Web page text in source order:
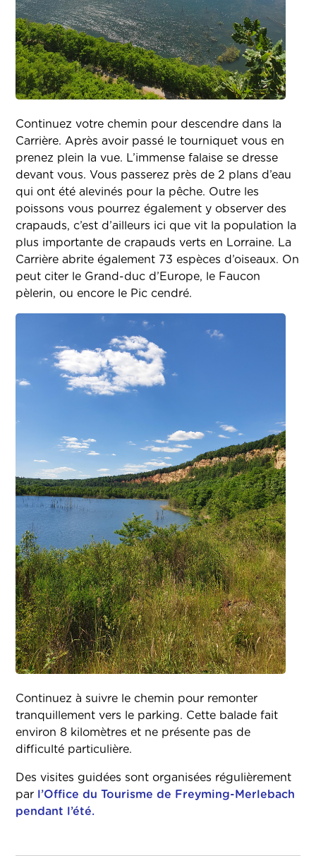
Continuez votre chemin pour descendre dans la
Carrière. Après avoir passé le tourniquet vous en
prenez plein la vue. L’immense falaise se dresse
devant vous. Vous passerez près de 2 plans d’eau
qui ont été alevinés pour la pêche. Outre les
poissons vous pourrez également y observer des
crapauds, c’est d’ailleurs ici que vit la population la
plus importante de crapauds verts en Lorraine. La
Carrière abrite également 73 espèces d’oiseaux. On
peut citer le Grand-duc d’Europe, le Faucon
pèlerin, ou encore le Pic cendré.
Continuez à suivre le chemin pour remonter
tranquillement vers le parking. Cette balade fait
environ 8 kilomètres et ne présente pas de
difficulté particulière.
Des visites guidées sont organisées régulièrement
par l’Office du Tourisme de Freyming-Merlebach
pendant l’été.